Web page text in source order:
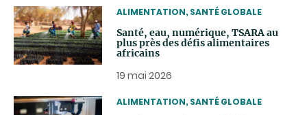
THEMATIC
ALIMENTATION, SANTÉ GLOBALE
Santé, eau, numérique, TSARA au
plus près des défis alimentaires
africains
19 mai 2026
THEMATIC
ALIMENTATION, SANTÉ GLOBALE